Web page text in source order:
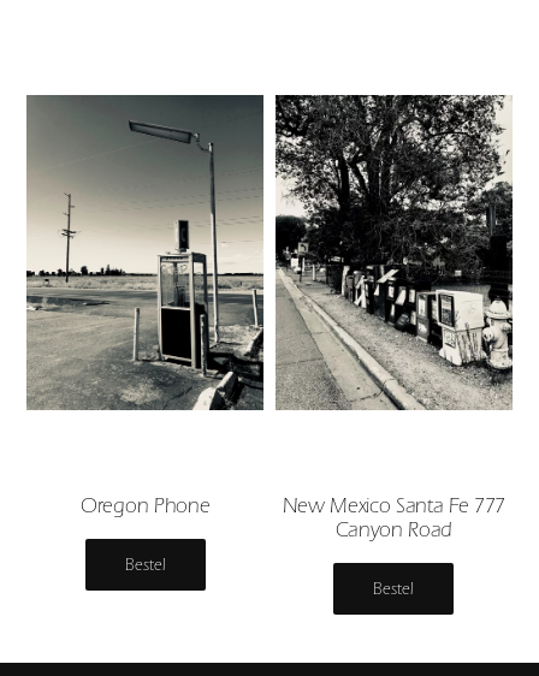
Oregon Phone
Bestel
New Mexico Santa Fe 777
Canyon Road
Bestel